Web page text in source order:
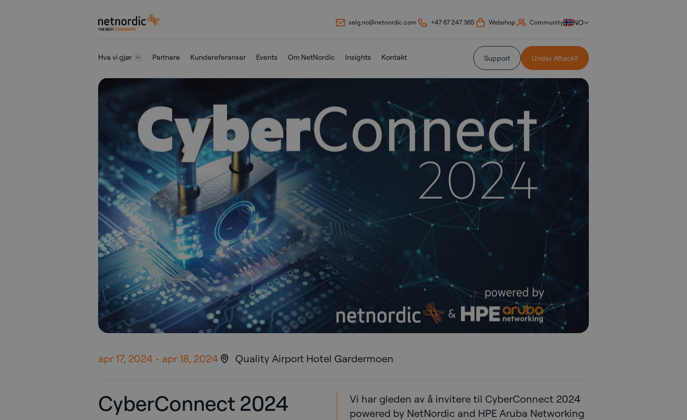
Gå til innhold
NetNordic Norway salg.no@netnordic.com +47 67 247 365 Webshop Community NO
Hva vi gjør Partnere Kundereferanser Events Om NetNordic Insights Kontakt Support Under Attack?
apr 17, 2024 - apr 18, 2024 Quality Airport Hotel Gardermoen
CyberConnect 2024
Vi har gleden av å invitere til CyberConnect 2024
powered by NetNordic and HPE Aruba Networking